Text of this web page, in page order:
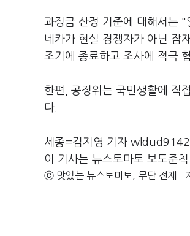
과징금 산정 기준에 대해서는
네카가 현실 경쟁자가 아닌 잠
조기에 종료하고 조사에 적극
한편, 공정위는 국민생활에 직
다.
세종=김지영 기자
이 기사는 뉴스토마토 보도준
ⓒ 맛있는 뉴스토마토, 무단 전재 -